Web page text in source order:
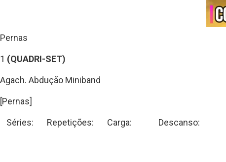
Pernas
1 (QUADRI-SET)
Agach. Abdução Miniband
[Pernas]
Séries: Repetições: Carga: Descanso: